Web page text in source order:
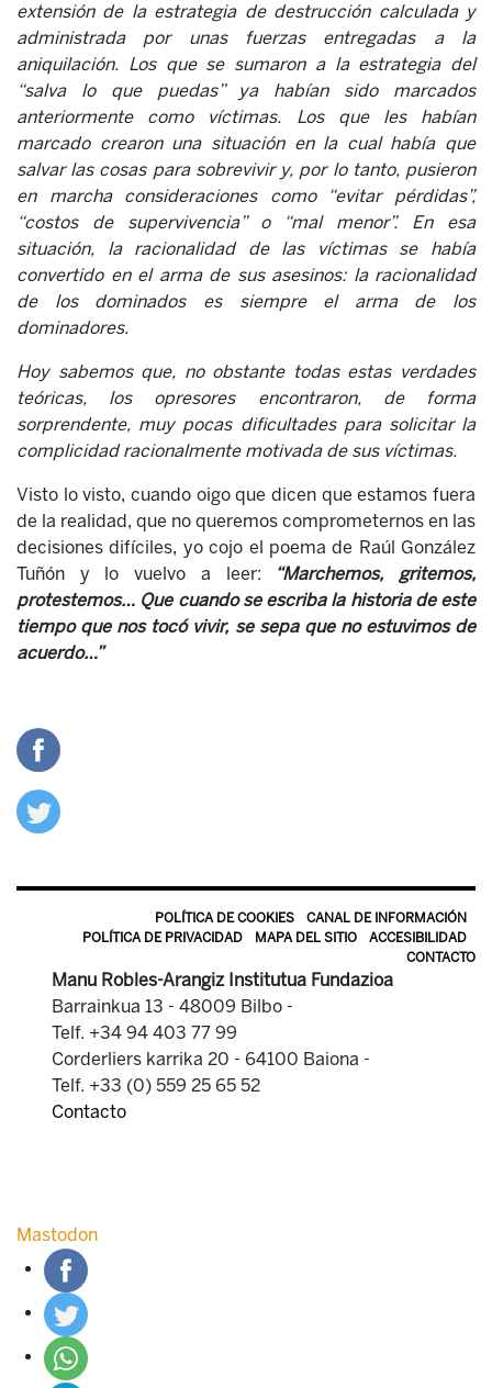
extensión de la estrategia de destrucción calculada y
administrada por unas fuerzas entregadas a la
aniquilación. Los que se sumaron a la estrategia del
“salva lo que puedas” ya habían sido marcados
anteriormente como víctimas. Los que les habían
marcado crearon una situación en la cual había que
salvar las cosas para sobrevivir y, por lo tanto, pusieron
en marcha consideraciones como “evitar pérdidas”,
“costos de supervivencia” o “mal menor”. En esa
situación, la racionalidad de las víctimas se había
convertido en el arma de sus asesinos: la racionalidad
de los dominados es siempre el arma de los
dominadores.
Hoy sabemos que, no obstante todas estas verdades
teóricas, los opresores encontraron, de forma
sorprendente, muy pocas dificultades para solicitar la
complicidad racionalmente motivada de sus víctimas.
Visto lo visto, cuando oigo que dicen que estamos fuera
de la realidad, que no queremos comprometernos en las
decisiones difíciles, yo cojo el poema de Raúl González
Tuñón y lo vuelvo a leer: “Marchemos, gritemos,
protestemos… Que cuando se escriba la historia de este
tiempo que nos tocó vivir, se sepa que no estuvimos de
acuerdo…”
POLÍTICA DE COOKIES
CANAL DE INFORMACIÓN
POLÍTICA DE PRIVACIDAD
MAPA DEL SITIO
ACCESIBILIDAD
CONTACTO
Manu Robles-Arangiz Institutua Fundazioa
Barrainkua 13 - 48009 Bilbo -
Telf. +34 94 403 77 99
Corderliers karrika 20 - 64100 Baiona -
Telf. +33 (0) 559 25 65 52
Contacto
Mastodon